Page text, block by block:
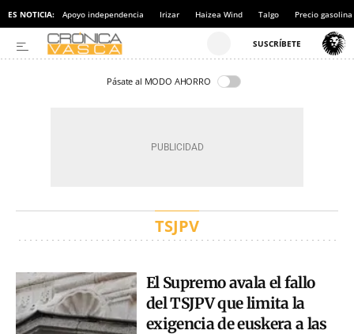
ES NOTICIA: Apoyo independencia Irizar Haizea Wind Talgo Precio gasolina
Pásate al MODO AHORRO
TSJPV
El Supremo avala el fallo
del TSJPV que limita la
exigencia de euskera a las